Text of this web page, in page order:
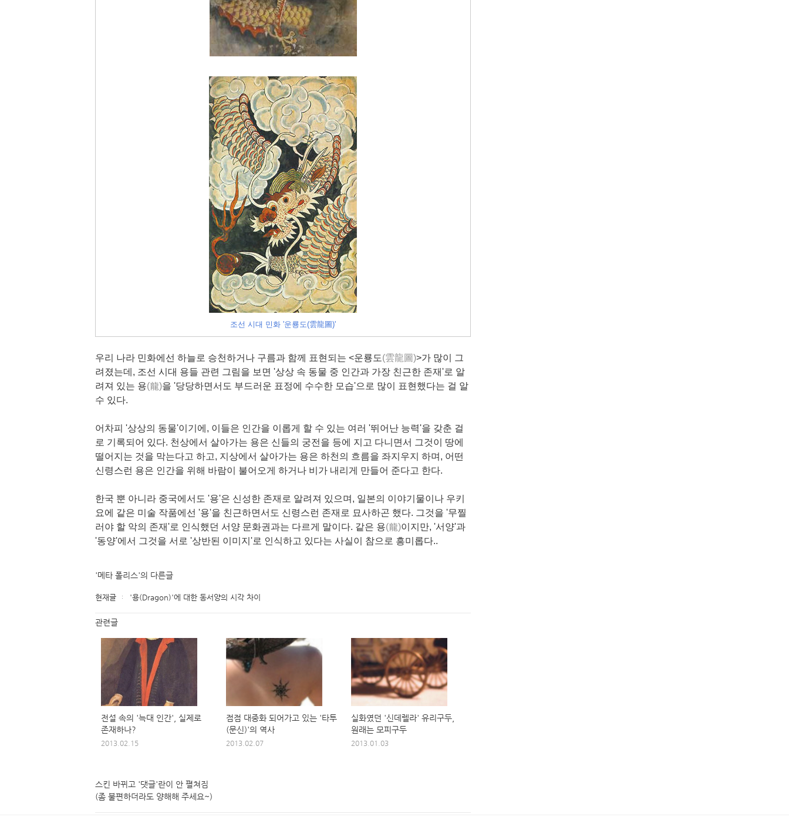
조선 시대 민화 '운룡도(雲龍圖)'
우리 나라 민화에선 하늘로 승천하거나 구름과 함께 표현되는 <운룡도(雲龍圖)>가 많이 그
려졌는데, 조선 시대 용들 관련 그림을 보면 '상상 속 동물 중 인간과 가장 친근한 존재'로 알
려져 있는 용(龍)을 '당당하면서도 부드러운 표정에 수수한 모습'으로 많이 표현했다는 걸 알
수 있다.
어차피 '상상의 동물'이기에, 이들은 인간을 이롭게 할 수 있는 여러 '뛰어난 능력'을 갖춘 걸
로 기록되어 있다. 천상에서 살아가는 용은 신들의 궁전을 등에 지고 다니면서 그것이 땅에
떨어지는 것을 막는다고 하고, 지상에서 살아가는 용은 하천의 흐름을 좌지우지 하며, 어떤
신령스런 용은 인간을 위해 바람이 불어오게 하거나 비가 내리게 만들어 준다고 한다.
한국 뿐 아니라 중국에서도 '용'은 신성한 존재로 알려져 있으며, 일본의 이야기물이나 우키
요에 같은 미술 작품에선 '용'을 친근하면서도 신령스런 존재로 묘사하곤 했다. 그것을 '무찔
러야 할 악의 존재'로 인식했던 서양 문화권과는 다르게 말이다. 같은 용(龍)이지만, '서양'과
'동양'에서 그것을 서로 '상반된 이미지'로 인식하고 있다는 사실이 참으로 흥미롭다..
'메타 폴리스'의 다른글
현재글 '용(Dragon)'에 대한 동서양의 시각 차이
관련글
전설 속의 '늑대 인간', 실제로
존재하나?
2013.02.15
점점 대중화 되어가고 있는 '타투
(문신)'의 역사
2013.02.07
실화였던 '신데렐라' 유리구두,
원래는 모피구두
2013.01.03
스킨 바뀌고 '댓글'란이 안 펼쳐짐
(좀 불편하더라도 양해해 주세요~)